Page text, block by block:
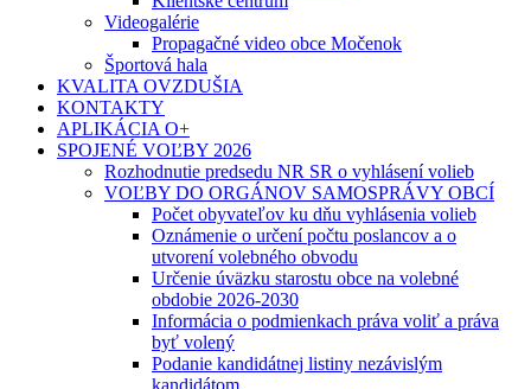
Videogalérie
Propagačné video obce Močenok
Športová hala
KVALITA OVZDUŠIA
KONTAKTY
APLIKÁCIA O+
SPOJENÉ VOĽBY 2026
Rozhodnutie predsedu NR SR o vyhlásení volieb
VOĽBY DO ORGÁNOV SAMOSPRÁVY OBCÍ
Počet obyvateľov ku dňu vyhlásenia volieb
Oznámenie o určení počtu poslancov a o
utvorení volebného obvodu
Určenie úväzku starostu obce na volebné
obdobie 2026-2030
Informácia o podmienkach práva voliť a práva
byť volený
Podanie kandidátnej listiny nezávislým
kandidátom